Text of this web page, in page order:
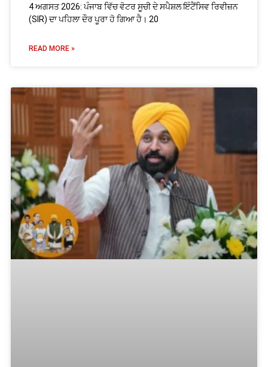
4 ਅਗਸਤ 2026: ਪੰਜਾਬ ਵਿੱਚ ਵੋਟਰ ਸੂਚੀ ਦੇ ਸਪੈਸ਼ਲ ਇੰਟੈਂਸਿਵ ਰਿਵੀਜ਼ਨ
(SIR) ਦਾ ਪਹਿਲਾ ਦੌਰ ਪੂਰਾ ਹੋ ਗਿਆ ਹੈ। 20
READ MORE »